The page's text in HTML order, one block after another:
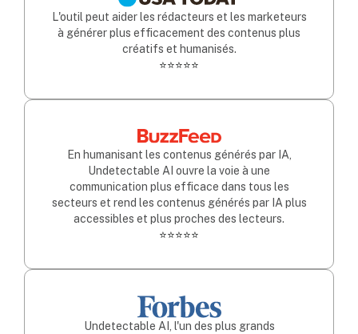
L'outil peut aider les rédacteurs et les marketeurs
à générer plus efficacement des contenus plus
créatifs et humanisés.
⭐⭐⭐⭐⭐
En humanisant les contenus générés par IA,
Undetectable AI ouvre la voie à une
communication plus efficace dans tous les
secteurs et rend les contenus générés par IA plus
accessibles et plus proches des lecteurs.
⭐⭐⭐⭐⭐
Undetectable AI, l'un des plus grands